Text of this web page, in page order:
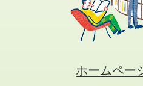
ホームペー